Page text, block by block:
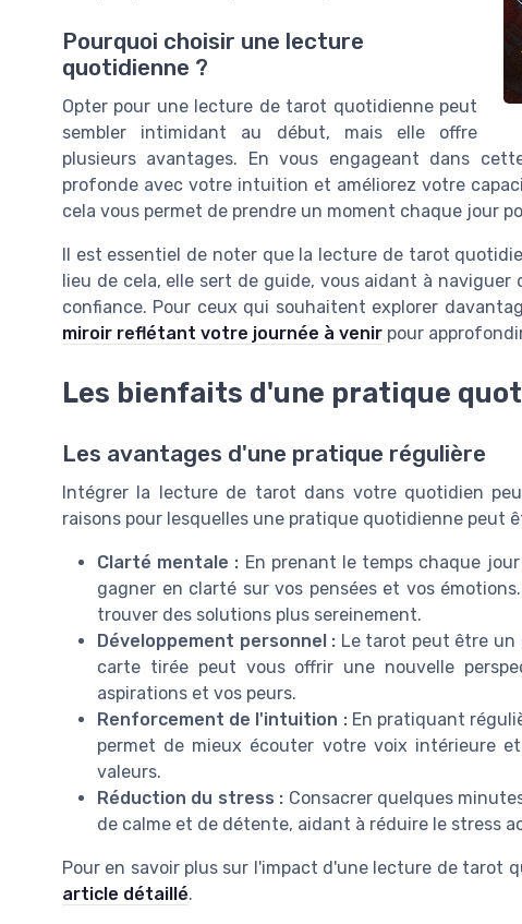
Pourquoi choisir une lecture
quotidienne ?
Opter pour une lecture de tarot quotidienne peut
sembler intimidant au début, mais elle offre
plusieurs avantages. En vous engageant dans
profonde avec votre intuition et améliorez votre
cela vous permet de prendre un moment chaque jour
Il est essentiel de noter que la lecture de tarot
lieu de cela, elle sert de guide, vous aidant à
confiance. Pour ceux qui souhaitent explorer
miroir reflétant votre journée à venir pour
Les bienfaits d'une pratique
Les avantages d'une pratique régulière
Intégrer la lecture de tarot dans votre quotidien
raisons pour lesquelles une pratique quotidienne peut
Clarté mentale : En prenant le temps chaque
gagner en clarté sur vos pensées et vos
trouver des solutions plus sereinement.
Développement personnel : Le tarot peut être un
carte tirée peut vous offrir une nouvelle
aspirations et vos peurs.
Renforcement de l'intuition :En pratiquant
permet de mieux écouter votre voix intérieure
valeurs.
Réduction du stress : Consacrer quelques
de calme et de détente, aidant à réduire le stress
Pour en savoir plus sur l'impact d'une lecture de tarot
article détaillé.